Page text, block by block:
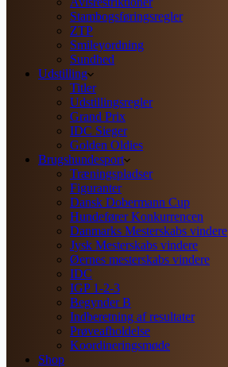
Stambogsføringsregler
ZTP
Smileyordning
Sundhed
Udstilling
Titler
Udstillingsregler
Grand Prix
IDC Sieger
Golden Oldies
Brugshundesport
Træningspladser
Figuranter
Dansk Dobermann Cup
Hundefører Konkurrencen
Danmarks Mesterskabs vindere
Jysk Mesterskabs vindere
Øernes mesterskabs vindere
IDC
IGP 1-2-3
Begynder B
Indberetning af resultater
Prøveafholdelse
Koordineringsmøde
Shop